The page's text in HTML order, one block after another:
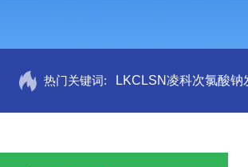
热门关键词: LKCLSN凌科次氯酸